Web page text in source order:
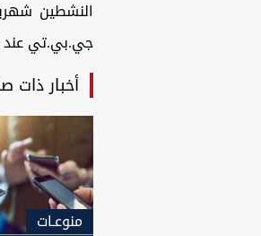
جي.بي.تي عند 62 بالمئة.
أخبار ذات
منوعـات